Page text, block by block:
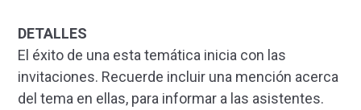
DETALLES
El éxito de una esta temática inicia con las
invitaciones. Recuerde incluir una mención acerca
del tema en ellas, para informar a las asistentes.